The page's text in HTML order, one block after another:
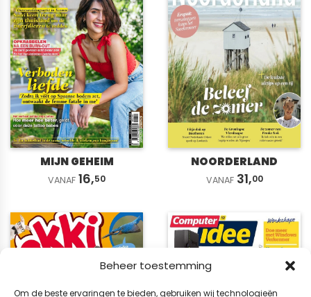
Beheer toestemming
Om de beste ervaringen te bieden, gebruiken wij technologieën
MIJN GEHEIM
VANAF 16,50
NOORDERLAND
VANAF 31,00